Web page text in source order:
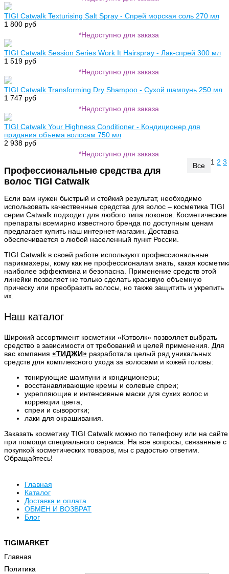
TIGI Catwalk Texturising Salt Spray - Спрей морская cоль 270 мл
1 800 руб
*Недоступно для заказа
TIGI Catwalk Session Series Work It Hairspray - Лак-спрей 300 мл
1 519 руб
*Недоступно для заказа
TIGI Catwalk Transforming Dry Shampoo - Сухой шампунь 250 мл
1 747 руб
*Недоступно для заказа
TIGI Catwalk Your Highness Conditioner - Кондиционер для
придания объема волосам 750 мл
2 938 руб
*Недоступно для заказа
1 2 3
Все
Профессиональные средства для
волос TIGI Catwalk
Если вам нужен быстрый и стойкий результат, необходимо
использовать качественные средства для волос – косметика TIGI
серии Catwalk подходит для любого типа локонов. Косметические
препараты всемирно известного бренда по доступным ценам
предлагает купить наш интернет-магазин. Доставка
обеспечивается в любой населенный пункт России.
TIGI Catwalk в своей работе используют профессиональные
парикмахеры, кому как не профессионалам знать, какая
наиболее эффективна и безопасна. Применение средств этой
линейки позволяет не только сделать красивую объемную
прическу или преобразить волосы, но также защитить и укрепить
их.
Наш каталог
Широкий ассортимент косметики «Кэтволк» позволяет выбрать
средство в зависимости от требований и целей применения. Для
вас компания «ТИДЖИ» разработала целый ряд уникальных
средств для комплексного ухода за волосами и кожей головы:
тонирующие шампуни и кондиционеры;
восстанавливающие кремы и солевые спреи;
укрепляющие и интенсивные маски для сухих волос и
коррекции цвета;
спреи и сыворотки;
лаки для окрашивания.
Заказать косметику TIGI Catwalk можно по телефону или на сайте
при помощи специального сервиса. На все вопросы, связанные с
покупкой косметических товаров, мы с радостью ответим.
Обращайтесь!
Главная
Каталог
Доставка и оплата
ОБМЕН И ВОЗВРАТ
Блог
TIGIMARKET
Главная
Политика